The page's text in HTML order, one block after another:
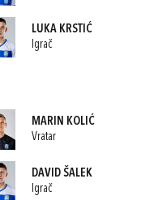
LUKA KRSTIĆ
Igrač
MARIN KOLIĆ
Vratar
DAVID ŠALEK
Igrač